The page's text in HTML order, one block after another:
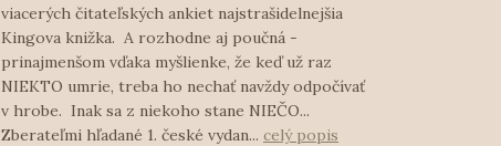
viacerých čitateľských ankiet najstrašidelnejšia
Kingova knižka. A rozhodne aj poučná -
prinajmenšom vďaka myšlienke, že keď už raz
NIEKTO umrie, treba ho nechať navždy odpočívať
v hrobe. Inak sa z niekoho stane NIEČO...
Zberateľmi hľadané 1. české vydan... celý popis